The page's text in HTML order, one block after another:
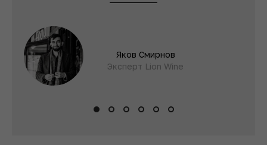
Яков Смирнов
Эксперт Lion Wine